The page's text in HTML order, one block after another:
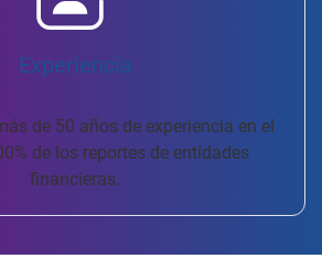
Experiencia
de 50 años de experiencia en el
de los reportes de entidades
financieras.